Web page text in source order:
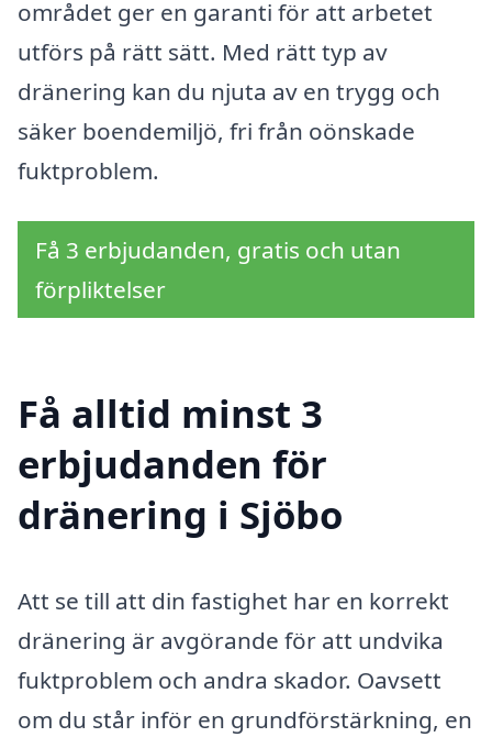
området ger en garanti för att arbetet
utförs på rätt sätt. Med rätt typ av
dränering kan du njuta av en trygg och
säker boendemiljö, fri från oönskade
fuktproblem.
Få 3 erbjudanden, gratis och utan
förpliktelser
Få alltid minst 3
erbjudanden för
dränering i Sjöbo
Att se till att din fastighet har en korrekt
dränering är avgörande för att undvika
fuktproblem och andra skador. Oavsett
om du står inför en grundförstärkning, en